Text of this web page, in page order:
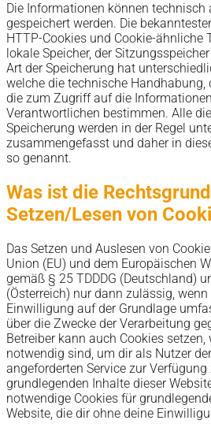
Die Informationen können technisch
gespeichert werden. Die
HTTP-Cookies und Cookie-ähnliche
lokale Speicher, der
Art der Speicherung hat
welche die technische
die zum Zugriff auf die
Verantwortlichen bestimmen. Alle
Speicherung werden in der Regel
zusammengefasst und daher in
so genannt.
Was ist die
Setzen/Lesen von
Das Setzen und Auslesen von
Union (EU) und dem Europäischen
gemäß § 25 TDDDG (Deutschland)
(Österreich) nur dann zulässig,
Einwilligung auf der Grundlage
über die Zwecke der Verarbeitung
Betreiber kann auch Cookies
notwendig sind, um dir als Nutzer
angeforderten Service zur Verfügung
grundlegenden Inhalte dieser
notwendige Cookies für
Website, die dir ohne deine